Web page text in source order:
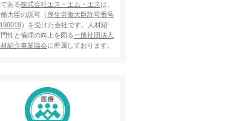
ある株式会社エス・エム・エスは、
大臣の認可（ 厚生労働大臣許可番号
）を受けた会社です。人材紹
性と倫理の向上を図る一般社団法人
材紹介事業協会に所属しております。